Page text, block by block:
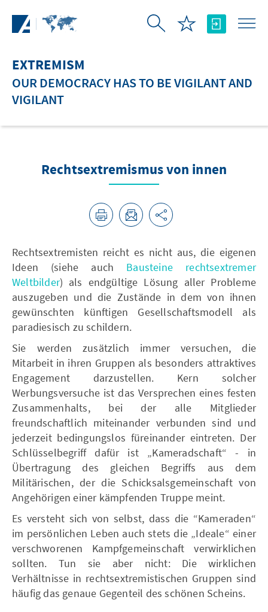
EXTREMISM
OUR DEMOCRACY HAS TO BE VIGILANT AND
VIGILANT
Rechtsextremismus von innen
Rechtsextremisten reicht es nicht aus, die eigenen
Ideen (siehe auch Bausteine rechtsextremer
Weltbilder) als endgültige Lösung aller Probleme
auszugeben und die Zustände in dem von ihnen
gewünschten künftigen Gesellschaftsmodell als
paradiesisch zu schildern.
Sie werden zusätzlich immer versuchen, die
Mitarbeit in ihren Gruppen als besonders attraktives
Engagement darzustellen. Kern solcher
Werbungsversuche ist das Versprechen eines festen
Zusammenhalts, bei der alle Mitglieder
freundschaftlich miteinander verbunden sind und
jederzeit bedingungslos füreinander eintreten. Der
Schlüsselbegriff dafür ist „Kameradschaft“ - in
Übertragung des gleichen Begriffs aus dem
Militärischen, der die Schicksalsgemeinschaft von
Angehörigen einer kämpfenden Truppe meint.
Es versteht sich von selbst, dass die “Kameraden“
im persönlichen Leben auch stets die „Ideale“ einer
verschworenen Kampfgemeinschaft verwirklichen
sollten. Tun sie aber nicht: Die wirklichen
Verhältnisse in rechtsextremistischen Gruppen sind
häufig das genaue Gegenteil des schönen Scheins.